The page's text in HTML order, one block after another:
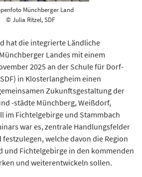
Münchberger Land
© Julia Ritzel, SDF
hat die integrierte Ländliche
Landes mit einem
2025 an der Schule für Dorf-
in Klosterlangheim einen
Zukunftsgestaltung der
-städte Münchberg, Weißdorf,
im Fichtelgebirge und Stammbach
war es, zentrale Handlungsfelder
welche davon die Region
und Fichtelgebirge in den kommenden
und weiterentwickeln sollen.